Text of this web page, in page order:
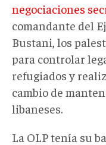
negociaciones
comandante del
Bustani, los
para controlar
refugiados y
cambio de
libaneses.
La OLP tenía su